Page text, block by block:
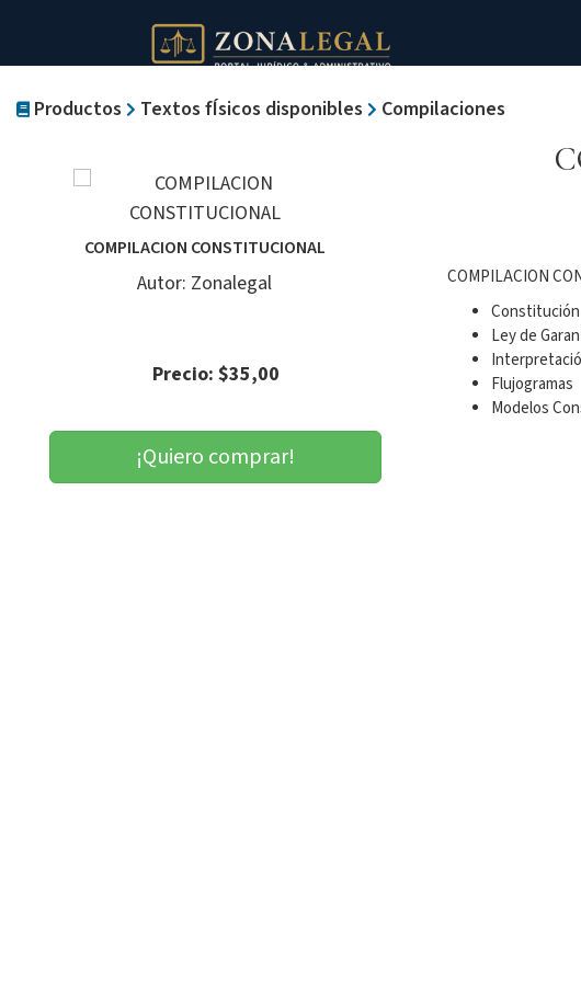
Productos Textos fÍsicos disponibles Compilaciones
COMPILACION CONSTITUCIONAL
Autor: Zonalegal
Precio: $35,00
¡Quiero comprar!
COMPILACION
Constitución
Ley de
Flujogramas
Modelos